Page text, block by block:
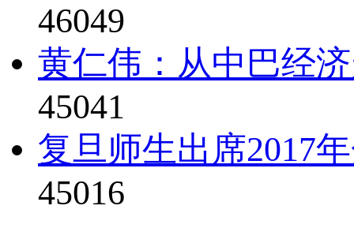
46049
黄仁伟：从中巴经
45041
复旦师生出席2017
45016